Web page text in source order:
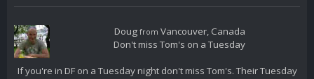
Dougfrom Vancouver, Canada
Don't miss Tom's on a Tuesday
If you're in DF on a Tuesday night don't miss Tom's. Their Tuesday